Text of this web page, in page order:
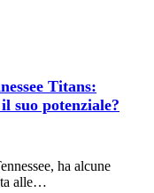
Titans:
suo potenziale?
ha alcune
alle…